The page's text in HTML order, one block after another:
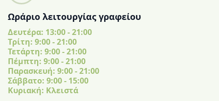
Ωράριο λειτουργίας γραφείου
Δευτέρα: 13:00 - 21:00
Tρίτη: 9:00 - 21:00
Τετάρτη: 9:00 - 21:00
Πέμπτη: 9:00 - 21:00
Παρασκευή: 9:00 - 21:00
Σάββατο: 9:00 - 15:00
Κυριακή: Κλειστά